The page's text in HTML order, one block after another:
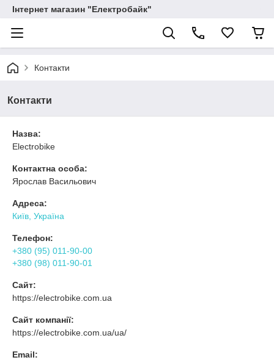
Інтернет магазин "Електробайк"
Контакти
Контакти
Назва:
Electrobike
Контактна особа:
Ярослав Васильович
Адреса:
Київ, Україна
Телефон:
+380 (95) 011-90-00
+380 (98) 011-90-01
Сайт:
https://electrobike.com.ua
Сайт компанії:
https://electrobike.com.ua/ua/
Email: